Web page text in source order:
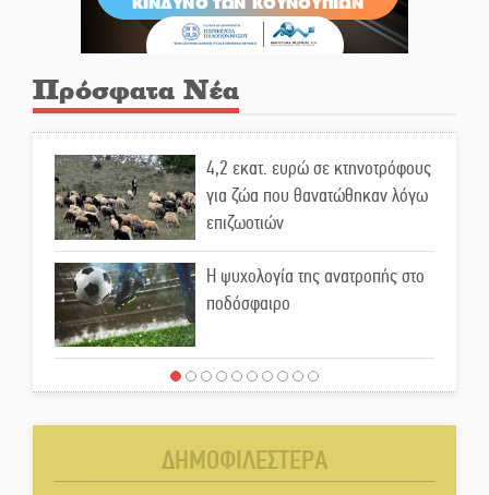
Πρόσφατα Νέα
4,2 εκατ. ευρώ σε κτηνοτρόφους
για ζώα που θανατώθηκαν λόγω
επιζωοτιών
Η ψυχολογία της ανατροπής στο
ποδόσφαιρο
Ένα «ταξίδι» τέχνης και
ΔΗΜΟΦΙΛΕΣΤΕΡΑ